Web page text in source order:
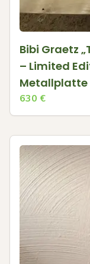
Bibi Graetz
– Limited
Metallplatte
630 €